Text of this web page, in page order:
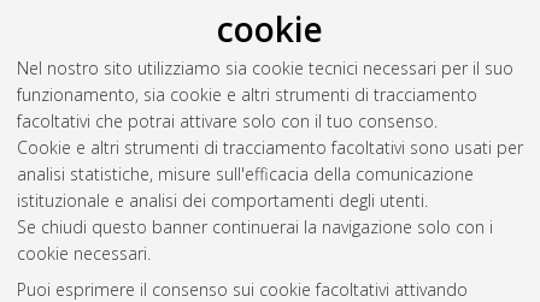
cookie
Nel nostro sito utilizziamo sia cookie tecnici necessari per il suo
funzionamento, sia cookie e altri strumenti di tracciamento
facoltativi che potrai attivare solo con il tuo consenso.
Cookie e altri strumenti di tracciamento facoltativi sono usati per
analisi statistiche, misure sull'efficacia della comunicazione
istituzionale e analisi dei comportamenti degli utenti.
Se chiudi questo banner continuerai la navigazione solo con i
cookie necessari.
Puoi esprimere il consenso sui cookie facoltativi attivando
Gestione del documento:
Atom